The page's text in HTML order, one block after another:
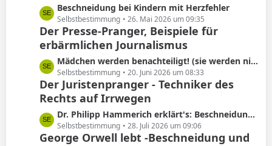
e
L
e
t
z
e
B
e
i
t
r
ä
Beschneidung bei Kindern mit Herzfehler
Selbstbestimmung 26. Mai 2026 um 09:35
Der Presse-Pranger, Beispiele für
erbärmlichen Journalismus
L
e
t
z
e
B
Mädchen werden benachteiligt! (sie werden nicht beschnitten)
Selbstbestimmung 20. Juni 2026 um 08:33
Der Juristenpranger - Techniker des
Rechts auf Irrwegen
L
e
t
Dr. Philipp Hammerich erklärt's: Beschneidung hat keine Spätfolgen!
Selbstbestimmung 28. Juli 2026 um 09:06
George Orwell lebt -Beschneidung und